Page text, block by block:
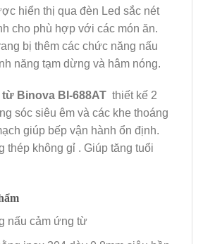
hiển thị qua đèn Led sắc nét
cho phù hợp với các món ăn.
bị thêm các chức năng nấu
năng tạm dừng và hâm nóng.
từ Binova BI-688AT thiết kế 2
sóc siêu êm và các khe thoáng
giúp bếp vận hành ổn định.
thép không gỉ . Giúp tăng tuổi
nấu cảm ứng từ